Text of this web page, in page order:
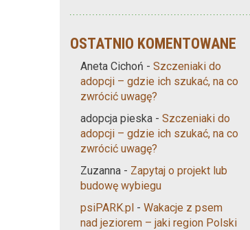
OSTATNIO KOMENTOWANE
Aneta Cichoń - Szczeniaki do
adopcji – gdzie ich szukać, na co
zwrócić uwagę?
adopcja pieska - Szczeniaki do
adopcji – gdzie ich szukać, na co
zwrócić uwagę?
Zuzanna - Zapytaj o projekt lub
budowę wybiegu
psiPARK.pl - Wakacje z psem
nad jeziorem – jaki region Polski